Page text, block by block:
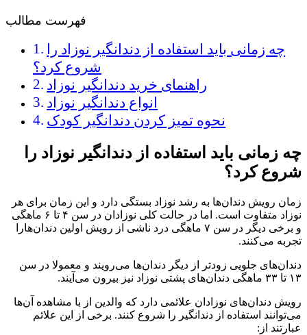
فهرست مطالب
چه زمانی باید استفاده از دندانگیر نوزاد را
شروع کرد؟
راهنمای خرید دندانگیر نوزاد
انواع دندانگیر نوزاد
نحوه تمیز کردن دندانگیر کودک
چه زمانی باید استفاده از دندانگیر نوزاد را
شروع کرد؟
زمان رویش دندان‌ها به رشد نوزاد بستگی دارد و این زمان برای هر
نوزاد متفاوت است. اما در حالت کلی نوزادان در سن ۴ تا ۶ ماهگی
و برخی دیگر در سن ۷ ماهگی درد ناشی از رویش اولین دندان‌هارا
تجربه می‌کنند.
دندان‌های جلویی زودتر از دیگر دندان‌ها می‌رویند و معمولا در سن
۱۳ تا ۳۳ ماهگی دندان‌های پشتی نوزاد نیز بیرون می‌آیند.
رویش دندان‌های نوزادان علائمی دارد که والدین از با مشاهده آن‌ها
می‌توانند استفاده از دندانگیر را شروع کنند. برخی از این علائم
عبارتند از: